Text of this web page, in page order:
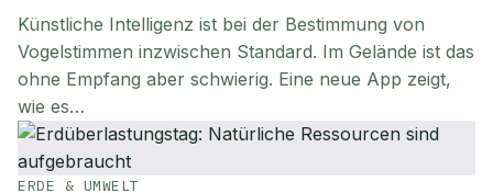
Künstliche Intelligenz ist bei der Bestimmung von
Vogelstimmen inzwischen Standard. Im Gelände ist das
ohne Empfang aber schwierig. Eine neue App zeigt,
wie es…
ERDE & UMWELT